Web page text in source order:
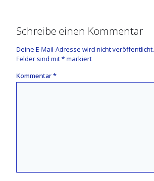
Schreibe einen Kommentar
Deine E-Mail-Adresse wird nicht veröffentlicht.
Felder sind mit*markiert
Kommentar*